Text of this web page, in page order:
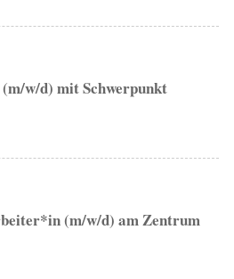
w/d) mit Schwerpunkt
(m/w/d) am Zentrum